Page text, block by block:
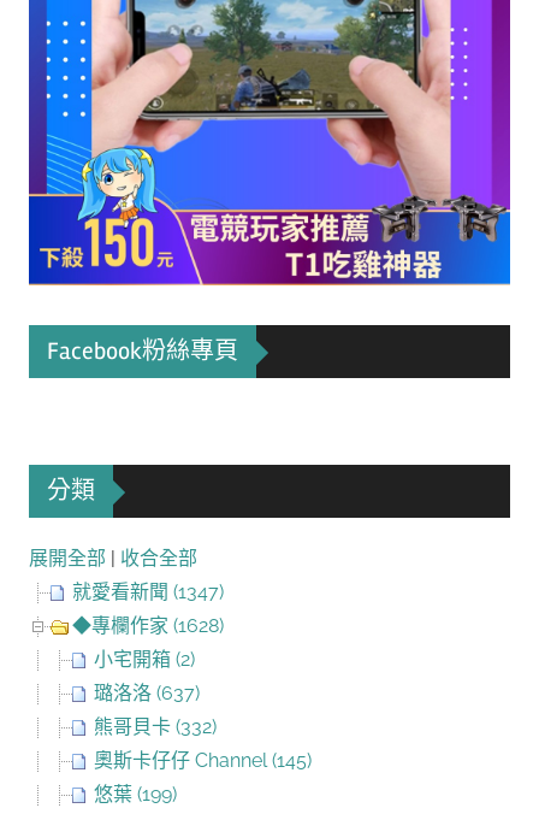
Facebook粉絲專頁
分類
展開全部 | 收合全部
就愛看新聞 (1347)
◆專欄作家 (1628)
小宅開箱 (2)
璐洛洛 (637)
熊哥貝卡 (332)
奧斯卡仔仔 Channel (145)
悠葉 (199)